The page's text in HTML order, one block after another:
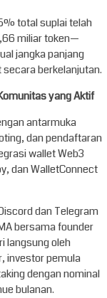
total suplai telah
miliar token—
jangka panjang
berkelanjutan.
yang Aktif
antarmuka
dan pendaftaran
wallet Web3
dan WalletConnect
dan Telegram
bersama founder
langsung oleh
investor pemula
dengan nominal
bulanan.